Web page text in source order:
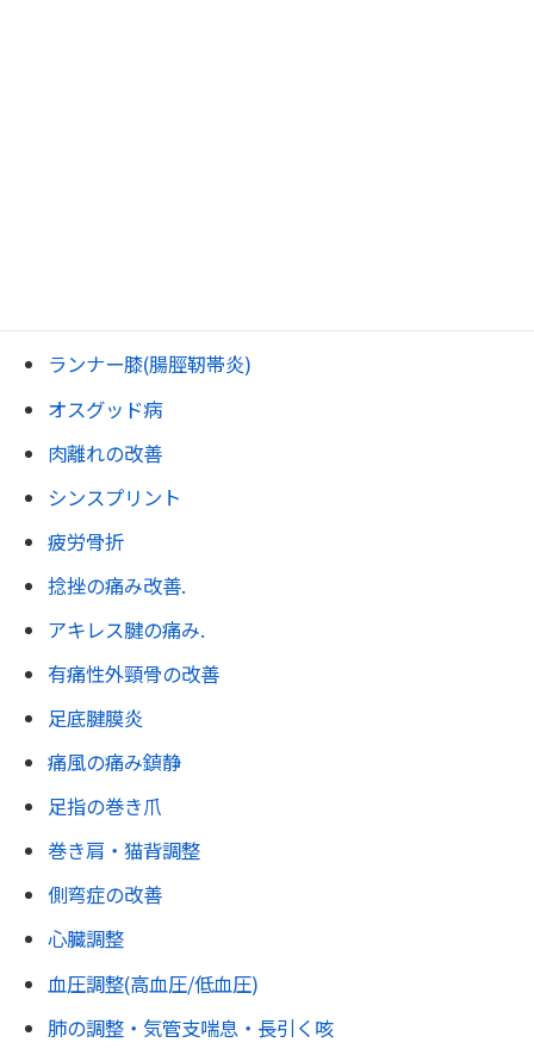
ランナー膝(腸脛靭帯炎)
オスグッド病
肉離れの改善
シンスプリント
疲労骨折
捻挫の痛み改善.
アキレス腱の痛み.
有痛性外頸骨の改善
足底腱膜炎
痛風の痛み鎮静
足指の巻き爪
巻き肩・猫背調整
側弯症の改善
心臓調整
血圧調整(高血圧/低血圧)
肺の調整・気管支喘息・長引く咳